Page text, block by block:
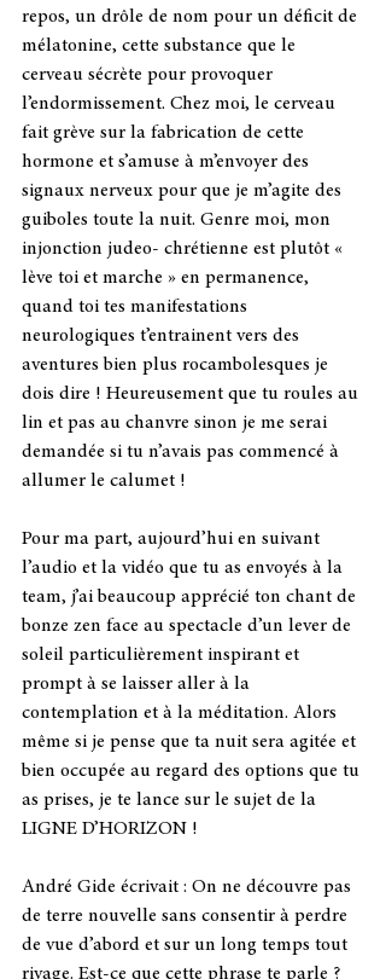
repos, un drôle de nom pour un déficit de
mélatonine, cette substance que le
cerveau sécrète pour provoquer
l’endormissement. Chez moi, le cerveau
fait grève sur la fabrication de cette
hormone et s’amuse à m’envoyer des
signaux nerveux pour que je m’agite des
guiboles toute la nuit. Genre moi, mon
injonction judeo- chrétienne est plutôt «
lève toi et marche » en permanence,
quand toi tes manifestations
neurologiques t’entrainent vers des
aventures bien plus rocambolesques je
dois dire ! Heureusement que tu roules au
lin et pas au chanvre sinon je me serai
demandée si tu n’avais pas commencé à
allumer le calumet !
Pour ma part, aujourd’hui en suivant
l’audio et la vidéo que tu as envoyés à la
team, j’ai beaucoup apprécié ton chant de
bonze zen face au spectacle d’un lever de
soleil particulièrement inspirant et
prompt à se laisser aller à la
contemplation et à la méditation. Alors
même si je pense que ta nuit sera agitée et
bien occupée au regard des options que tu
as prises, je te lance sur le sujet de la
LIGNE D’HORIZON !
André Gide écrivait : On ne découvre pas
de terre nouvelle sans consentir à perdre
de vue d’abord et sur un long temps tout
rivage. Est-ce que cette phrase te parle ?